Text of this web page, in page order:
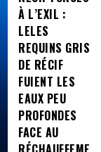
À L’EXIL :
LELES
REQUINS GRIS
DE RÉCIF
FUIENT LES
EAUX PEU
PROFONDES
FACE AU